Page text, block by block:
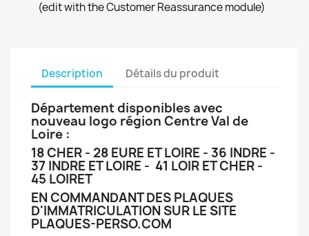
(edit with the Customer Reassurance module)
Description Détails du produit
Département disponibles avec
nouveau logo région Centre Val de
Loire :
18 CHER - 28 EURE ET LOIRE - 36 INDRE -
37 INDRE ET LOIRE - 41 LOIR ET CHER -
45 LOIRET
EN COMMANDANT DES PLAQUES
D'IMMATRICULATION SUR LE SITE
PLAQUES-PERSO.COM